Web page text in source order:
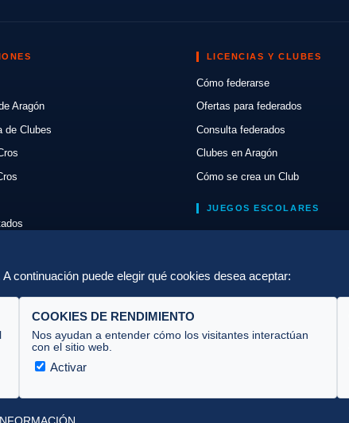
Aragón
de Clubes
LICENCIAS Y CLUBES
Cómo federarse
Ofertas para federados
Consulta federados
Clubes en Aragón
Cómo se crea un Club
JUEGOS ESCOLARES
continuación puede elegir qué cookies desea aceptar:
COOKIES DE RENDIMIENTO
Nos ayudan a entender cómo los visitantes interactúan
con el sitio web.
Activar